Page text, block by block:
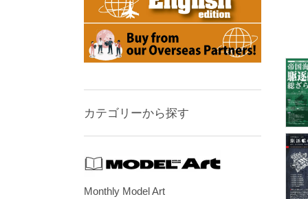
カテゴリーから探す
Monthly Model Art